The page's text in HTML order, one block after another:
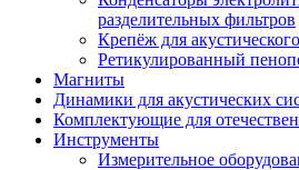
разделительных фильтров
Крепёж для
Ретикулированный
Магниты
Динамики для акустических
Комплектующие для
Инструменты
Измерительное